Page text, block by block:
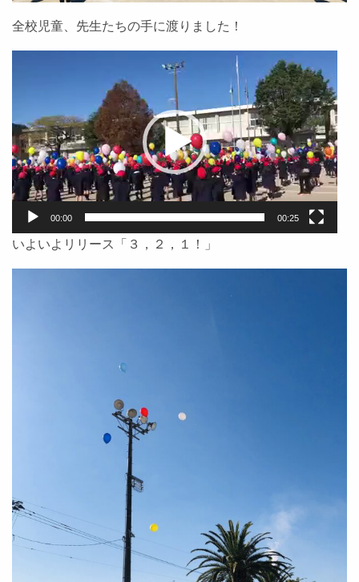
全校児童、先生たちの手に渡りました！
ー
ヤ
ー
00:00 00:25
いよいよリリース「３，２，１！」